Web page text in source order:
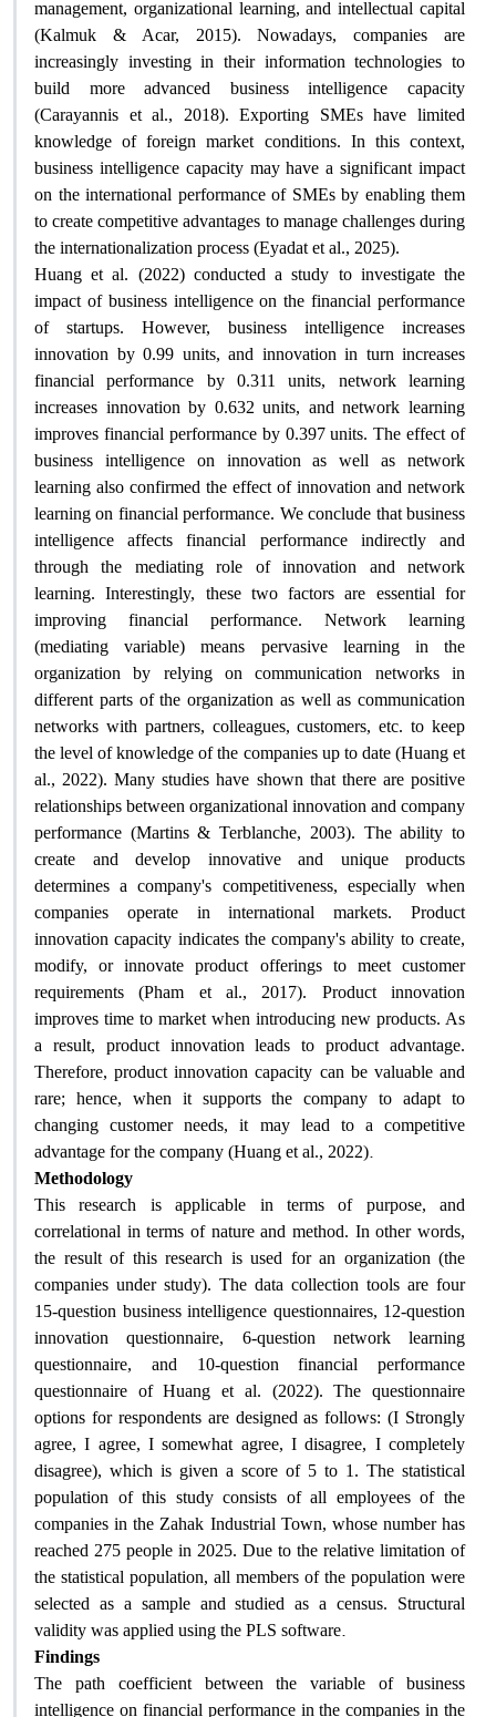
management, organizational learning, and intellectual capital
(Kalmuk & Acar, 2015). Nowadays, companies are
increasingly investing in their information technologies to
build more advanced business intelligence capacity
(Carayannis et al., 2018). Exporting SMEs have limited
knowledge of foreign market conditions. In this context,
business intelligence capacity may have a significant impact
on the international performance of SMEs by enabling them
to create competitive advantages to manage challenges during
the internationalization process (Eyadat et al., 2025).
Huang et al. (2022) conducted a study to investigate the
impact of business intelligence on the financial performance
of startups. However, business intelligence increases
innovation by 0.99 units, and innovation in turn increases
financial performance by 0.311 units, network learning
increases innovation by 0.632 units, and network learning
improves financial performance by 0.397 units. The effect of
business intelligence on innovation as well as network
learning also confirmed the effect of innovation and network
learning on financial performance. We conclude that business
intelligence affects financial performance indirectly and
through the mediating role of innovation and network
learning. Interestingly, these two factors are essential for
improving financial performance. Network learning
(mediating variable) means pervasive learning in the
organization by relying on communication networks in
different parts of the organization as well as communication
networks with partners, colleagues, customers, etc. to keep
the level of knowledge of the companies up to date (Huang et
al., 2022). Many studies have shown that there are positive
relationships between organizational innovation and company
performance (Martins & Terblanche, 2003). The ability to
create and develop innovative and unique products
determines a company's competitiveness, especially when
companies operate in international markets. Product
innovation capacity indicates the company's ability to create,
modify, or innovate product offerings to meet customer
requirements (Pham et al., 2017). Product innovation
improves time to market when introducing new products. As
a result, product innovation leads to product advantage.
Therefore, product innovation capacity can be valuable and
rare; hence, when it supports the company to adapt to
changing customer needs, it may lead to a competitive
advantage for the company (Huang et al., 2022).
Methodology
This research is applicable in terms of purpose, and
correlational in terms of nature and method. In other words,
the result of this research is used for an organization (the
companies under study). The data collection tools are four
15-question business intelligence questionnaires, 12-question
innovation questionnaire, 6-question network learning
questionnaire, and 10-question financial performance
questionnaire of Huang et al. (2022). The questionnaire
options for respondents are designed as follows: (I Strongly
agree, I agree, I somewhat agree, I disagree, I completely
disagree), which is given a score of 5 to 1. The statistical
population of this study consists of all employees of the
companies in the Zahak Industrial Town, whose number has
reached 275 people in 2025. Due to the relative limitation of
the statistical population, all members of the population were
selected as a sample and studied as a census. Structural
validity was applied using the PLS software.
Findings
The path coefficient between the variable of business
intelligence on financial performance in the companies in the